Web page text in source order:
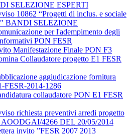
SELEZIONE ESPERTI
10862 “Progetti di inclus. e sociale
BANDI SELEZIONE
per l'adempimento degli
PON FESR
Manifestazione Finale PON F3
Collaudatore progetto E1 FESR
aggiudicazione fornitura
FESR-2014-1286
collaudatore PON E1 FESR
richiesta preventivi arredi progetto
AOODGAI/4266 DEL 20/05/2014
invito ”FESR 2007 2013